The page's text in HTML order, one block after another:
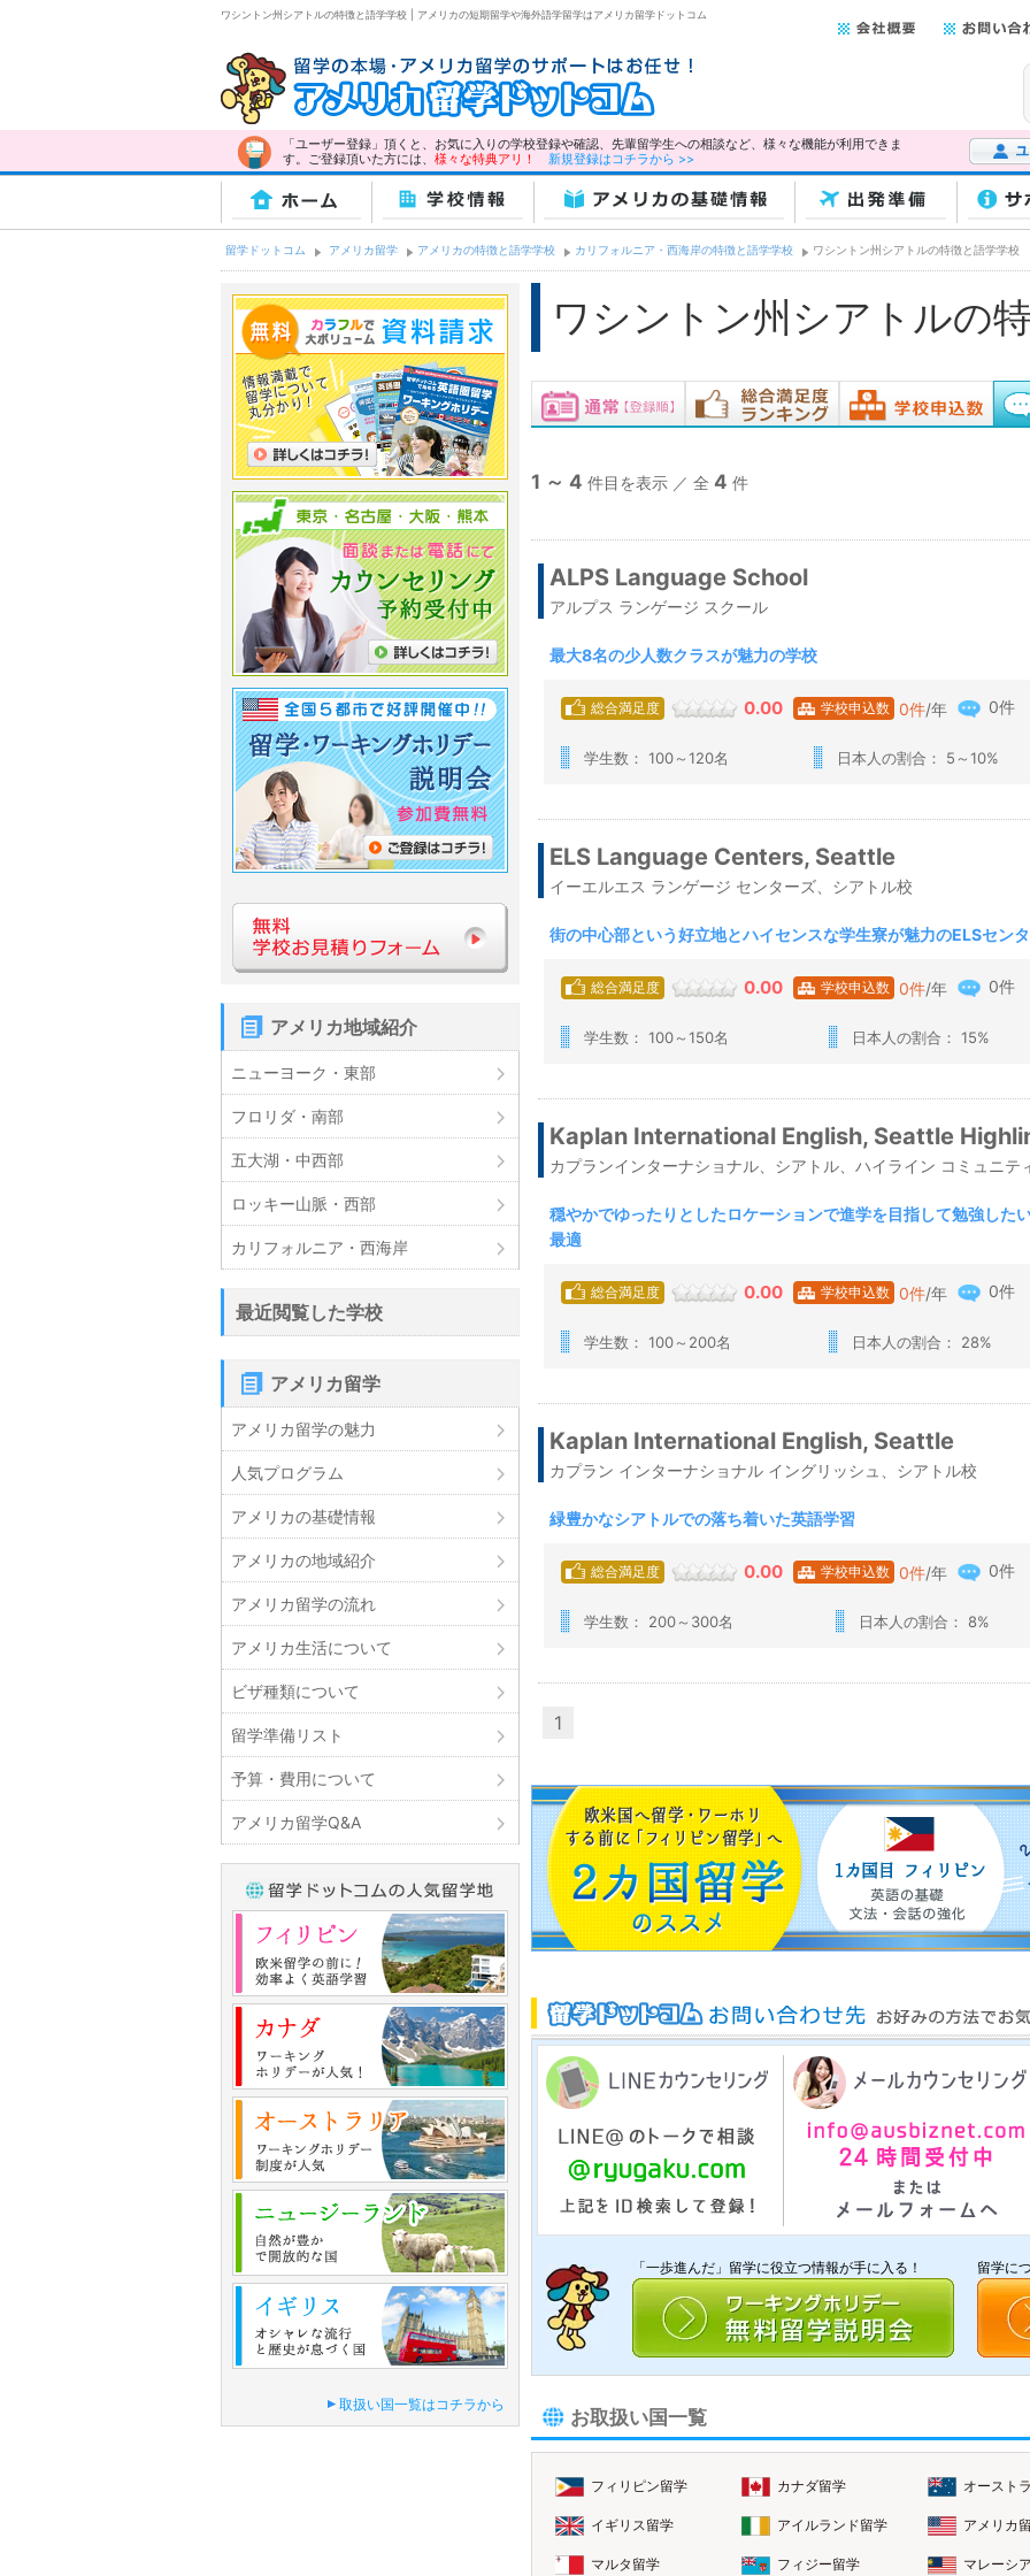
ワシントン州シアトルの特徴と語学学校 | アメリカの短期留学や海外語学留学はアメリカ留学ドットコム
「ユーザー登録」頂くと、お気に入りの学校登録や確認、先輩留学生への相談など、様々な機能が利用できま
す。ご登録頂いた方には、 様々な特典アリ！
新規登録はコチラから >>
ユーザー
ホーム 学校情報 アメリカの基礎情報 出発準備 サ
留学ドットコム アメリカ留学 アメリカの特徴と語学学校 カリフォルニア・西海岸の特徴と語学学校 ワシントン州シアトルの特徴と語学学校
ワシントン州シアトルの
1 ～ 4 件目を表示 ／ 全 4 件
ALPS Language School
アルプス ランゲージ スクール
最大8名の少人数クラスが魅力の学校
総合満足度 0.00 学校申込数 0件/年 0件
学生数： 100～120名 日本人の割合： 5～10%
ELS Language Centers, Seattle
イーエルエス ランゲージ センターズ、シアトル校
街の中心部という好立地とハイセンスな学生寮が魅力のELSセン
総合満足度 0.00 学校申込数 0件/年 0件
学生数： 100～150名 日本人の割合： 15%
Kaplan International English, Seattle
カプランインターナショナル、シアトル、ハイライン コミュニテ
穏やかでゆったりとしたロケーションで進学を目指して勉強した
最適
総合満足度 0.00 学校申込数 0件/年 0件
学生数： 100～200名 日本人の割合： 28%
Kaplan International English, Seattle
カプラン インターナショナル イングリッシュ、シアトル校
緑豊かなシアトルでの落ち着いた英語学習
総合満足度 0.00 学校申込数 0件/年 0件
学生数： 200～300名 日本人の割合： 8%
1
「一歩進んだ」留学に役立つ情報が手に入る！ 留学に
お取扱い国一覧
フィリピン留学 カナダ留学 オースト
イギリス留学 アイルランド留学 アメリカ
マルタ留学 フィジー留学 マレーシ
アメリカ地域紹介
ニューヨーク・東部
フロリダ・南部
五大湖・中西部
ロッキー山脈・西部
カリフォルニア・西海岸
最近閲覧した学校
アメリカ留学
アメリカ留学の魅力
人気プログラム
アメリカの基礎情報
アメリカの地域紹介
アメリカ留学の流れ
アメリカ生活について
ビザ種類について
留学準備リスト
予算・費用について
アメリカ留学Q&A
取扱い国一覧はコチラから